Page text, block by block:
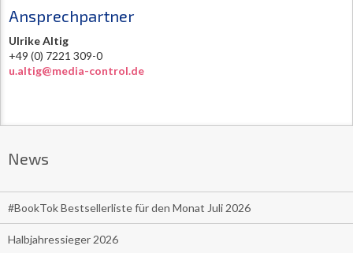
Ansprechpartner
Ulrike Altig
+49 (0) 7221 309-0
u.altig@media-control.de
News
#BookTok Bestsellerliste für den Monat Juli 2026
Halbjahressieger 2026